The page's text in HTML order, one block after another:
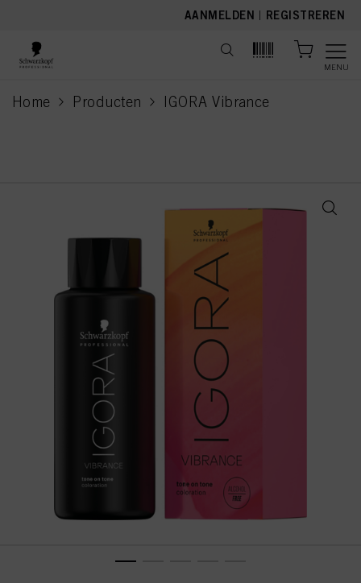
AANMELDEN | REGISTREREN
MENU
Home Producten IGORA Vibrance
current page